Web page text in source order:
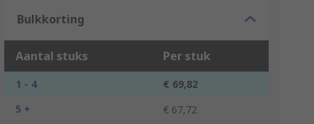
Bulkkorting
Aantal stuks Per stuk
1 - 4
€ 69,82
5 +
€ 67,72